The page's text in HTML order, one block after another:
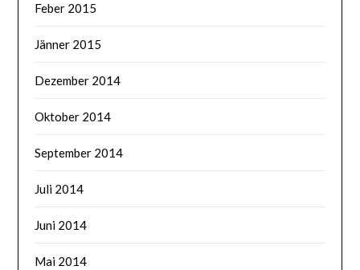
Feber 2015
Jänner 2015
Dezember 2014
Oktober 2014
September 2014
Juli 2014
Juni 2014
Mai 2014